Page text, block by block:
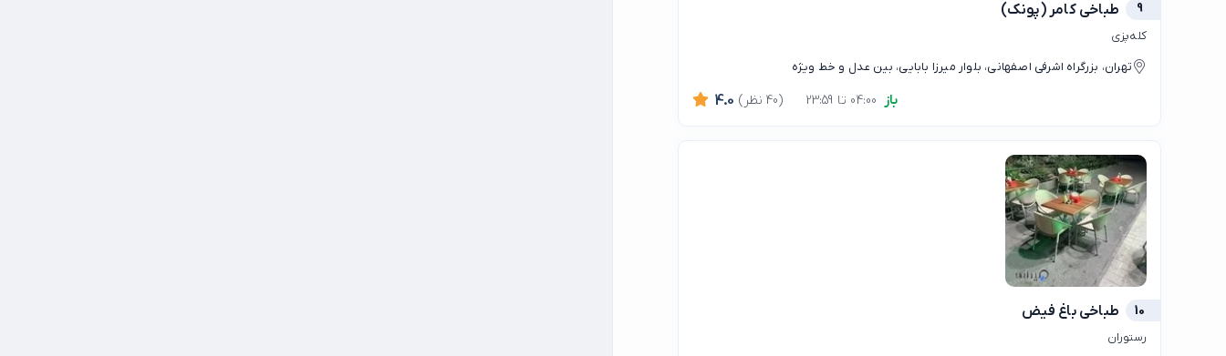
9 طباخی کامر (پونک)
کله‌پزی
تهران، بزرگراه اشرفی اصفهانی، بلوار میرزا بابایی، بین عدل و خط ویژه
باز 4.0 (40 نظر)
10 طباخی باغ فیض
رستوران